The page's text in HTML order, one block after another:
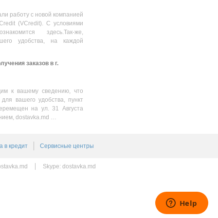
работу с новой компанией
(VCredit). С условиями
здесь.Так-же,
удобства, на каждой
заказов в г.
к вашему сведению, что
вашего удобства, пункт
на ул. 31 Августа
dostavka.md …
в кредит Сервисные центры
Skype: dostavka.md